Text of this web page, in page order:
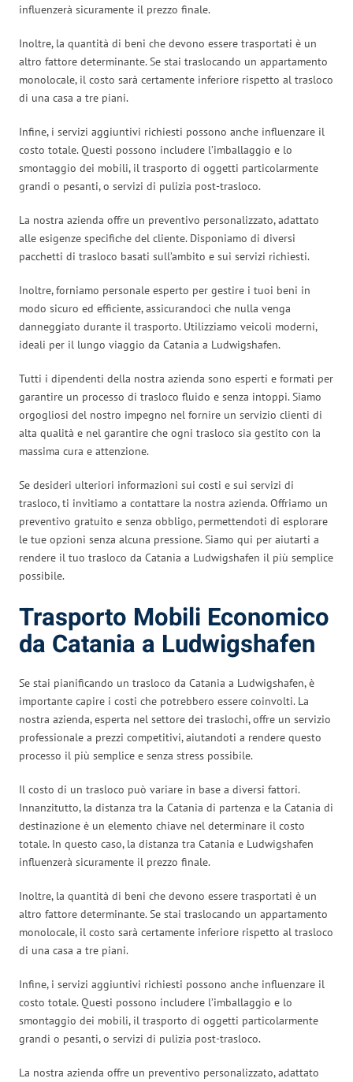
influenzerà sicuramente il prezzo finale.
Inoltre, la quantità di beni che devono essere trasportati è un
altro fattore determinante. Se stai traslocando un appartamento
monolocale, il costo sarà certamente inferiore rispetto al trasloco
di una casa a tre piani.
Infine, i servizi aggiuntivi richiesti possono anche influenzare il
costo totale. Questi possono includere l’imballaggio e lo
smontaggio dei mobili, il trasporto di oggetti particolarmente
grandi o pesanti, o servizi di pulizia post-trasloco.
La nostra azienda offre un preventivo personalizzato, adattato
alle esigenze specifiche del cliente. Disponiamo di diversi
pacchetti di trasloco basati sull’ambito e sui servizi richiesti.
Inoltre, forniamo personale esperto per gestire i tuoi beni in
modo sicuro ed efficiente, assicurandoci che nulla venga
danneggiato durante il trasporto. Utilizziamo veicoli moderni,
ideali per il lungo viaggio da Catania a Ludwigshafen.
Tutti i dipendenti della nostra azienda sono esperti e formati per
garantire un processo di trasloco fluido e senza intoppi. Siamo
orgogliosi del nostro impegno nel fornire un servizio clienti di
alta qualità e nel garantire che ogni trasloco sia gestito con la
massima cura e attenzione.
Se desideri ulteriori informazioni sui costi e sui servizi di
trasloco, ti invitiamo a contattare la nostra azienda. Offriamo un
preventivo gratuito e senza obbligo, permettendoti di esplorare
le tue opzioni senza alcuna pressione. Siamo qui per aiutarti a
rendere il tuo trasloco da Catania a Ludwigshafen il più semplice
possibile.
Trasporto Mobili Economico
da Catania a Ludwigshafen
Se stai pianificando un trasloco da Catania a Ludwigshafen, è
importante capire i costi che potrebbero essere coinvolti. La
nostra azienda, esperta nel settore dei traslochi, offre un servizio
professionale a prezzi competitivi, aiutandoti a rendere questo
processo il più semplice e senza stress possibile.
Il costo di un trasloco può variare in base a diversi fattori.
Innanzitutto, la distanza tra la Catania di partenza e la Catania di
destinazione è un elemento chiave nel determinare il costo
totale. In questo caso, la distanza tra Catania e Ludwigshafen
influenzerà sicuramente il prezzo finale.
Inoltre, la quantità di beni che devono essere trasportati è un
altro fattore determinante. Se stai traslocando un appartamento
monolocale, il costo sarà certamente inferiore rispetto al trasloco
di una casa a tre piani.
Infine, i servizi aggiuntivi richiesti possono anche influenzare il
costo totale. Questi possono includere l’imballaggio e lo
smontaggio dei mobili, il trasporto di oggetti particolarmente
grandi o pesanti, o servizi di pulizia post-trasloco.
La nostra azienda offre un preventivo personalizzato, adattato